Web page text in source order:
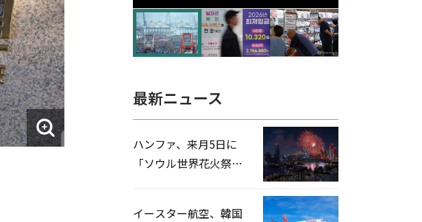
最大」…輸出が初の1000億ドル突破
最新ニュース
ハンファ、来月5日に
「ソウル世界花火祭り
イースター航空、韓国